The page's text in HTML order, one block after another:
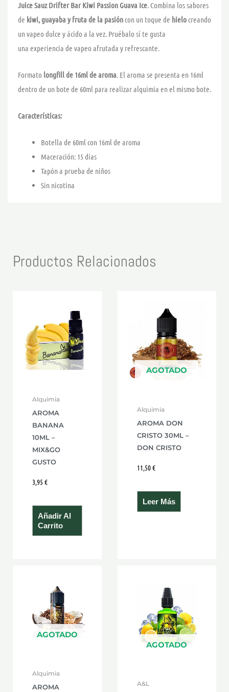
Juice Sauz Drifter Bar Kiwi Passion Guava Ice. Combina los sabores
de kiwi,guayaba y fruta de la pasióncon un toque de hielocreando
un vapeo dulce y ácido a la vez. Pruébalo sí te gusta
una experiencia de vapeo afrutada y refrescante.
Formato longfill de 16ml de aroma. El aroma se presenta en 16ml
dentro de un bote de 60ml para realizar alquimia en el mismo bote.
Características:
Botella de 60ml con 16ml de aroma
Maceración: 15 días
Tapón a prueba de niños
Sin nicotina
Productos Relacionados
Alquimia
AROMA
BANANA
10ML –
MIX&GO
GUSTO
3,95 €
Añadir Al
Carrito
AGOTADO
Alquimia
AROMA DON
CRISTO 30ML –
DON CRISTO
11,50€
Leer Más
AGOTADO
Alquimia
AROMA
AGOTADO
A&L